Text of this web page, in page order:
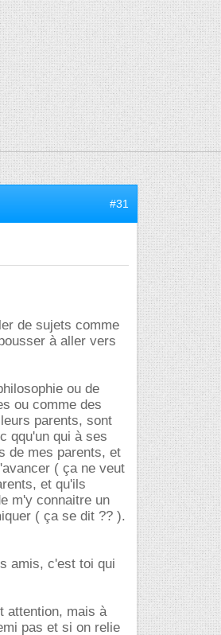
#31
de sujets comme
à aller vers
ou de
ou comme des
parents, sont
qqu'un qui à ses
de mes parents, et
( ça ne veut
et qu'ils
m'y connaitre un
( ça se dit ?? ).
amis, c'est toi qui
attention, mais à
pas et si on relie